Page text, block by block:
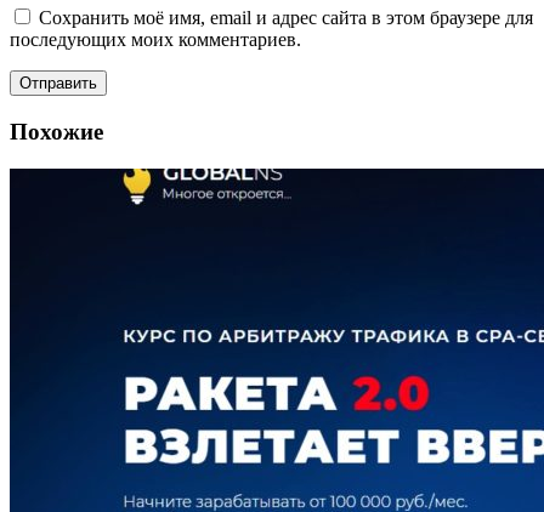
Сохранить моё имя, email и адрес сайта в этом браузере для
последующих моих комментариев.
Похожие